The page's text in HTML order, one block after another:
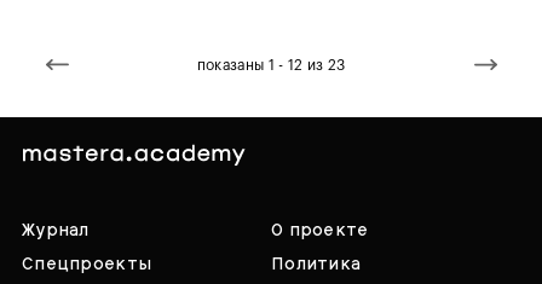
показаны 1 - 12 из 23
Журнал
Спецпроекты
О проекте
Политика